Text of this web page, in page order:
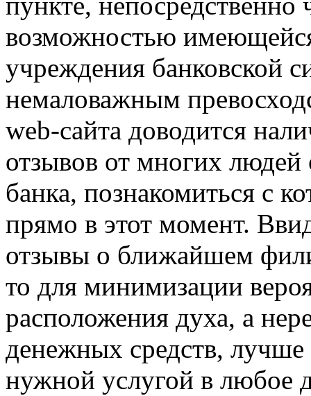
возможностью
учреждения банковской
немаловажным
web-сайта доводится
отзывов от многих
банка, познакомиться с
прямо в этот момент.
отзывы о ближайшем
то для минимизации
расположения духа, а
денежных средств,
нужной услугой в любое